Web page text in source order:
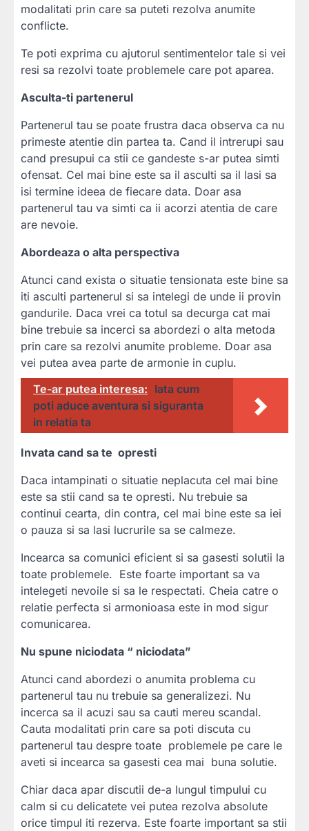
modalitati prin care sa puteti rezolva anumite
conflicte.
Te poti exprima cu ajutorul sentimentelor tale si vei
resi sa rezolvi toate problemele care pot aparea.
Asculta-ti partenerul
Partenerul tau se poate frustra daca observa ca nu
primeste atentie din partea ta. Cand il intrerupi sau
cand presupui ca stii ce gandeste s-ar putea simti
ofensat. Cel mai bine este sa il asculti sa il lasi sa
isi termine ideea de fiecare data. Doar asa
partenerul tau va simti ca ii acorzi atentia de care
are nevoie.
Abordeaza o alta perspectiva
Atunci cand exista o situatie tensionata este bine sa
iti asculti partenerul si sa intelegi de unde ii provin
gandurile. Daca vrei ca totul sa decurga cat mai
bine trebuie sa incerci sa abordezi o alta metoda
prin care sa rezolvi anumite probleme. Doar asa
vei putea avea parte de armonie in cuplu.
Te-ar putea interesa: Iata cum
poti aduce aventura si siguranta
in relatia ta
Invata cand sa te opresti
Daca intampinati o situatie neplacuta cel mai bine
este sa stii cand sa te opresti. Nu trebuie sa
continui cearta, din contra, cel mai bine este sa iei
o pauza si sa lasi lucrurile sa se calmeze.
Incearca sa comunici eficient si sa gasesti solutii la
toate problemele. Este foarte important sa va
intelegeti nevoile si sa le respectati. Cheia catre o
relatie perfecta si armonioasa este in mod sigur
comunicarea.
Nu spune niciodata “ niciodata”
Atunci cand abordezi o anumita problema cu
partenerul tau nu trebuie sa generalizezi. Nu
incerca sa il acuzi sau sa cauti mereu scandal.
Cauta modalitati prin care sa poti discuta cu
partenerul tau despre toate problemele pe care le
aveti si incearca sa gasesti cea mai buna solutie.
Chiar daca apar discutii de-a lungul timpului cu
calm si cu delicatete vei putea rezolva absolute
orice timpul iti rezerva. Este foarte important sa stii